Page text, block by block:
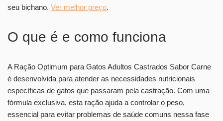
seu bichano. Ver melhor preço.
O que é e como funciona
A Ração Optimum para Gatos Adultos Castrados Sabor Carne
é desenvolvida para atender as necessidades nutricionais
específicas de gatos que passaram pela castração. Com uma
fórmula exclusiva, esta ração ajuda a controlar o peso,
essencial para evitar problemas de saúde comuns nessa fase